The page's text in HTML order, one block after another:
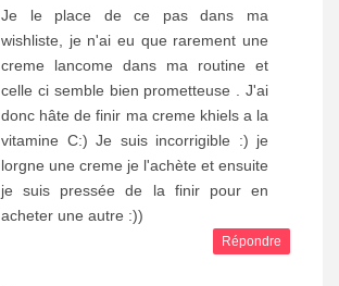
Je le place de ce pas dans ma
wishliste, je n'ai eu que rarement une
creme lancome dans ma routine et
celle ci semble bien prometteuse . J'ai
donc hâte de finir ma creme khiels a la
vitamine C:) Je suis incorrigible :) je
lorgne une creme je l'achète et ensuite
je suis pressée de la finir pour en
acheter une autre :))
Répondre